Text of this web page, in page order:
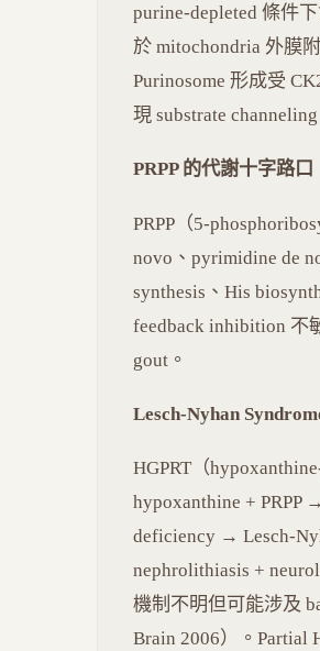
purine-depleted 條件
於 mitochondria 外膜
Purinosome 形成受
現 substrate
PRPP 的代謝十字路口
PRPP（5-
novo、pyrimidine de
synthesis、His
feedback inhibition 不
gout。
Lesch-Nyhan
HGPRT（
hypoxanthine + PRPP
deficiency → Lesch-
nephrolithiasis +
機制不明但可能涉及
Brain 2006）。Partial